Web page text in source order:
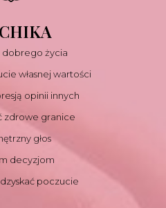
dobrego życia
własnej wartości
opinii innych
zdrowe granice
głos
decyzjom
poczucie